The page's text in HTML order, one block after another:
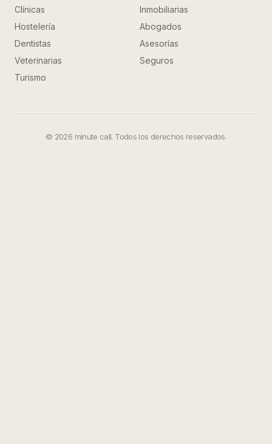
Clínicas
Inmobiliarias
Hostelería
Abogados
Dentistas
Asesorías
Veterinarias
Seguros
Turismo
© 2026 minute call. Todos los derechos reservados.